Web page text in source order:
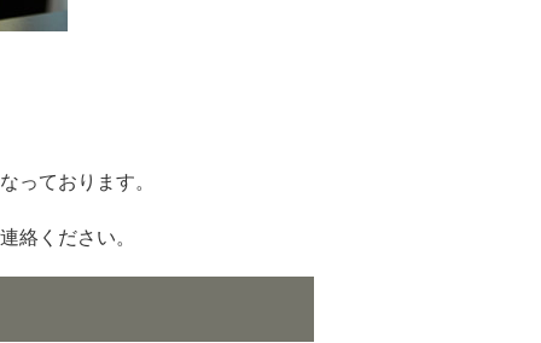
っております。
絡ください。